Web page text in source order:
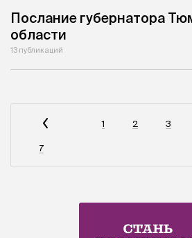
Послание губернатора
области
13 публикаций
1 2 3
7